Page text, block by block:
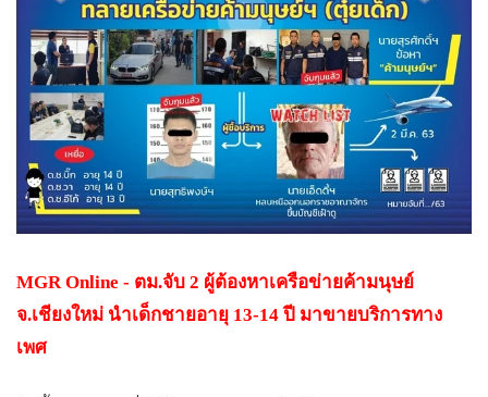
Cyber BIZ
ผู้จัดกวน
Good health & Well-being
Green Innovation & SD
Management & HR
MGR Live
• Infographic
• ท่องเที่ยว
• กีฬา
• ต่างประเทศ
MGR Online - ตม.จับ 2 ผู้ต้องหาเครือข่ายค้ามนุษย์
จ.เชียงใหม่ นำเด็กชายอายุ 13-14 ปี มาขายบริการทาง
เพศ